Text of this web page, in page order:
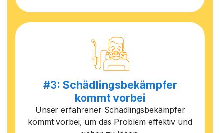
#3: Schädlingsbekämpfer
kommt vorbei
Unser erfahrener Schädlingsbekämpfer
kommt vorbei, um das Problem effektiv und